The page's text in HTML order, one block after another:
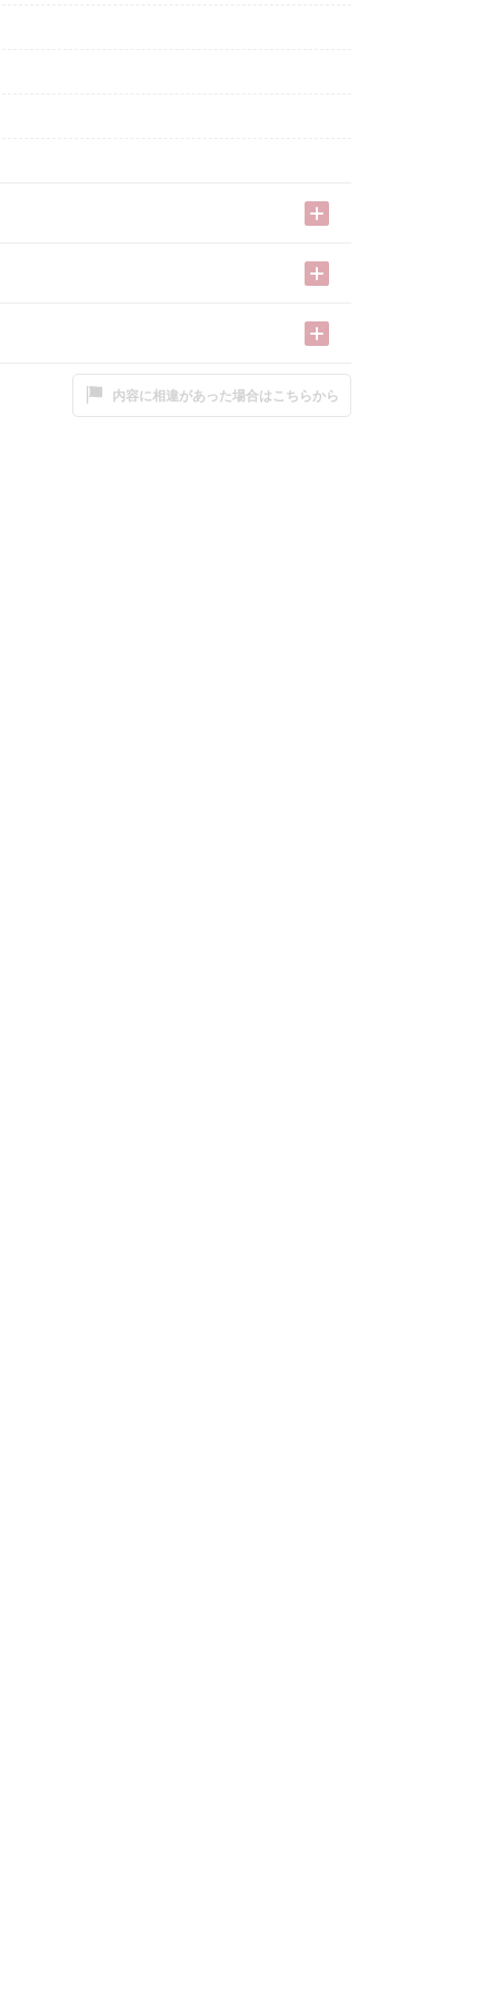
内容に相違があった場合はこちらから